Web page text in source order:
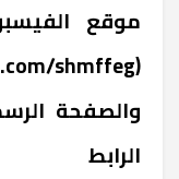
موقع
والصفحة